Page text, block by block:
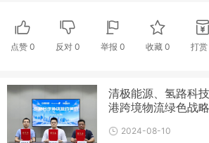
点赞 0 反对 0 举报 0 收藏 0 打赏
清极能源、氢路科
港跨境物流绿色战略
2024-08-10